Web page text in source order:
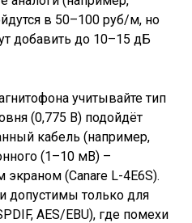
в 50–100 руб/м, но
добавить до 10–15 дБ
учитывайте тип
(0,775 В) подойдёт
кабель (например,
(1–10 мВ) –
(Canare L-4E6S).
допустимы только для
AES/EBU), где помехи